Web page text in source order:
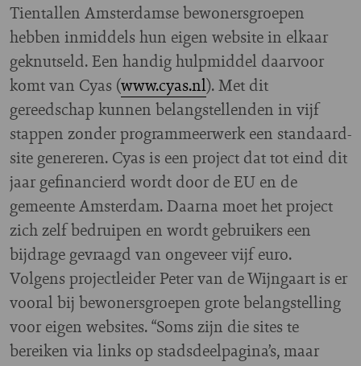
Tientallen Amsterdamse bewonersgroepen
hebben inmiddels hun eigen website in elkaar
geknutseld. Een handig hulpmiddel daarvoor
komt van Cyas (www.cyas.nl). Met dit
gereedschap kunnen belangstellenden in vijf
stappen zonder programmeerwerk een standaard-
site genereren. Cyas is een project dat tot eind dit
jaar gefinancierd wordt door de EU en de
gemeente Amsterdam. Daarna moet het project
zich zelf bedruipen en wordt gebruikers een
bijdrage gevraagd van ongeveer vijf euro.
Volgens projectleider Peter van de Wijngaart is er
vooral bij bewonersgroepen grote belangstelling
voor eigen websites. “Soms zijn die sites te
bereiken via links op stadsdeelpagina’s, maar